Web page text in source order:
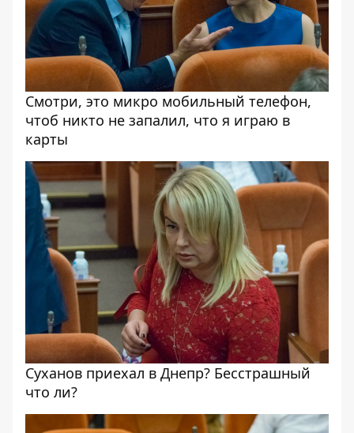
Смотри, это микро мобильный телефон,
чтоб никто не запалил, что я играю в
карты
Суханов приехал в Днепр? Бесстрашный
что ли?